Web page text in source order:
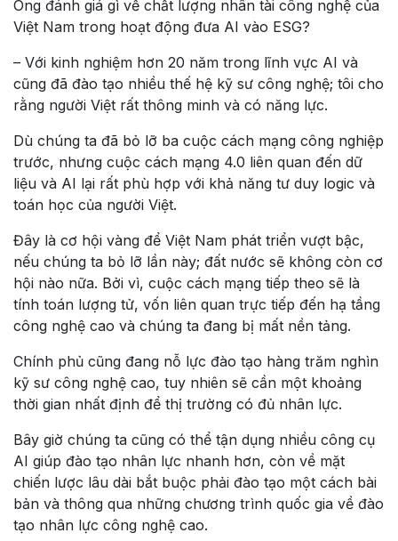
Ông đánh giá gì về chất lượng nhân tài công nghệ của
Việt Nam trong hoạt động đưa AI vào ESG?
– Với kinh nghiệm hơn 20 năm trong lĩnh vực AI và
cũng đã đào tạo nhiều thế hệ kỹ sư công nghệ; tôi cho
rằng người Việt rất thông minh và có năng lực.
Dù chúng ta đã bỏ lỡ ba cuộc cách mạng công nghiệp
trước, nhưng cuộc cách mạng 4.0 liên quan đến dữ
liệu và AI lại rất phù hợp với khả năng tư duy logic và
toán học của người Việt.
Đây là cơ hội vàng để Việt Nam phát triển vượt bậc,
nếu chúng ta bỏ lỡ lần này; đất nước sẽ không còn cơ
hội nào nữa. Bởi vì, cuộc cách mạng tiếp theo sẽ là
tính toán lượng tử, vốn liên quan trực tiếp đến hạ tầng
công nghệ cao và chúng ta đang bị mất nền tảng.
Chính phủ cũng đang nỗ lực đào tạo hàng trăm nghìn
kỹ sư công nghệ cao, tuy nhiên sẽ cần một khoảng
thời gian nhất định để thị trường có đủ nhân lực.
Bây giờ chúng ta cũng có thể tận dụng nhiều công cụ
AI giúp đào tạo nhân lực nhanh hơn, còn về mặt
chiến lược lâu dài bắt buộc phải đào tạo một cách bài
bản và thông qua những chương trình quốc gia về đào
tạo nhân lực công nghệ cao.